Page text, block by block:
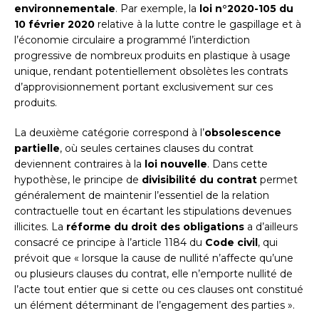
environnementale. Par exemple, la loi n°2020-105 du
10 février 2020 relative à la lutte contre le gaspillage et à
l’économie circulaire a programmé l’interdiction
progressive de nombreux produits en plastique à usage
unique, rendant potentiellement obsolètes les contrats
d’approvisionnement portant exclusivement sur ces
produits.
La deuxième catégorie correspond à l’obsolescence
partielle, où seules certaines clauses du contrat
deviennent contraires à la loi nouvelle. Dans cette
hypothèse, le principe de divisibilité du contrat permet
généralement de maintenir l’essentiel de la relation
contractuelle tout en écartant les stipulations devenues
illicites. La réforme du droit des obligations a d’ailleurs
consacré ce principe à l’article 1184 du Code civil, qui
prévoit que « lorsque la cause de nullité n’affecte qu’une
ou plusieurs clauses du contrat, elle n’emporte nullité de
l’acte tout entier que si cette ou ces clauses ont constitué
un élément déterminant de l’engagement des parties ».